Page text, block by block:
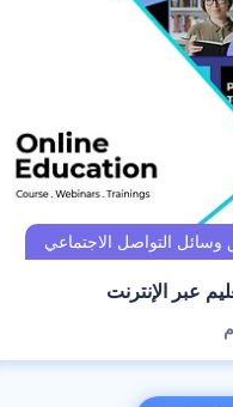
عبر الإنترنت